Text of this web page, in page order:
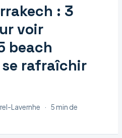
: 3
voir
beach
rafraîchir
Lavernhe · 5 min de